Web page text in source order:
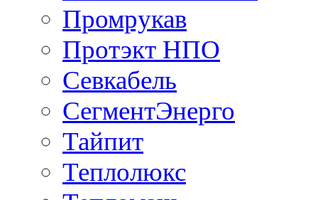
Промрукав
Протэкт НПО
Севкабель
СегментЭнерго
Тайпит
Теплолюкс